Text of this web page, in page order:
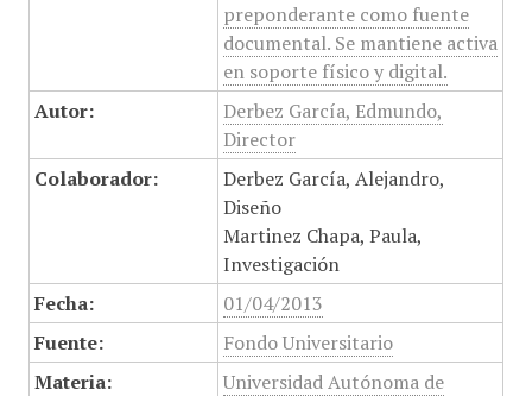
preponderante como fuente
documental. Se mantiene activa
en soporte físico y digital.
Autor:
Derbez García, Edmundo,
Director
Colaborador:
Derbez García, Alejandro,
Diseño
Martinez Chapa, Paula,
Investigación
Fecha:
01/04/2013
Fuente:
Fondo Universitario
Materia:
Universidad Autónoma de